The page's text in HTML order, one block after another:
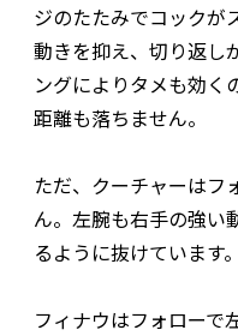
ジのたたみでコックが
動きを抑え、切り返し
ングによりタメも効く
距離も落ちません。
ただ、クーチャーはフ
ん。左腕も右手の強い
るように抜けています
フィナウはフォローで